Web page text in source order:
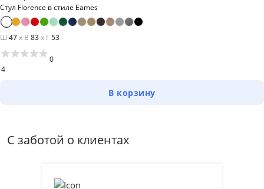
Стул Florence в стиле Eames
Ш 47x В 83x Г53
4
0
В корзину
С заботой о клиентах